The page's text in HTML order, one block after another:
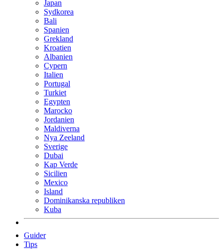
Japan
Sydkorea
Bali
Spanien
Grekland
Kroatien
Albanien
Cypern
Italien
Portugal
Turkiet
Egypten
Marocko
Jordanien
Maldiverna
Nya Zeeland
Sverige
Dubai
Kap Verde
Sicilien
Mexico
Island
Dominikanska republiken
Kuba
Guider
Tips